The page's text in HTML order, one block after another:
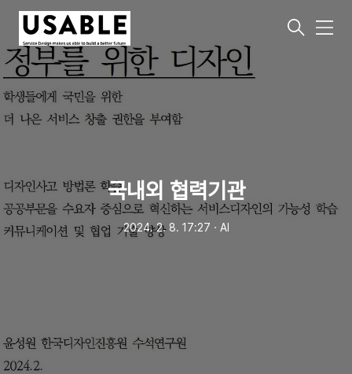
메
국내외 협력기관
2024. 2. 8. 17:27 ㆍ AI